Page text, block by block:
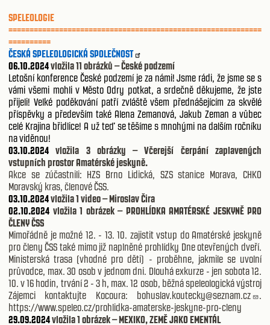
SPELEOLOGIE
============================================================
==========
ČESKÁ SPELEOLOGICKÁ SPOLEČNOST
06.10.2024vložila 11 obrázků – České podzemí
Letošní konference České podzemí je za námi! Jsme rádi, že jsme se s
vámi všemi mohli v Město Odry potkat, a srdečně děkujeme, že jste
přijeli! Velké poděkování patří zvláště všem přednášejícím za skvělé
příspěvky a především také Alena Zemanová, Jakub Zeman a vůbec
celé Krajina břidlice! A už teď se těšíme s mnohými na dalším ročníku
na viděnou!
03.10.2024 vložila 3 obrázky – Včerejší čerpání zaplavených
vstupních prostor Amatérské jeskyně.
Akce se zúčastnili: HZS Brno Lidická, SZS stanice Morava, CHKO
Moravský kras, členové ČSS.
03.10.2024vložila 1 video – Miroslav Čira
02.10.2024 vložila 1 obrázek – PROHLÍDKA AMATÉRSKÉ JESKYNĚ PRO
ČLENY ČSS
Mimořádně je možné 12. - 13. 10. zajistit vstup do Amatérské jeskyně
pro členy ČSS také mimo již naplněné prohlídky Dne otevřených dveří.
Ministerská trasa (vhodné pro děti) - proběhne, jakmile se uvolní
průvodce, max. 30 osob v jednom dni. Dlouhá exkurze - jen sobota 12.
10. v 16 hodin, trvání 2 - 3 h, max. 12 osob, běžná speleologická výstroj
Zájemci kontaktujte Kocoura: bohuslav.koutecky@seznam.cz
.
https://www.speleo.cz/prohlidka-amaterske-jeskyne-pro-cleny
29.09.2024vložila 1 obrázek – MEXIKO, ZEMĚ JAKO EMENTÁL